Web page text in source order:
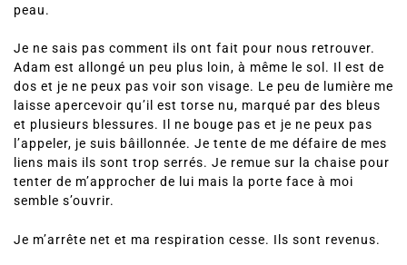
peau.
Je ne sais pas comment ils ont fait pour nous retrouver.
Adam est allongé un peu plus loin, à même le sol. Il est de
dos et je ne peux pas voir son visage. Le peu de lumière me
laisse apercevoir qu’il est torse nu, marqué par des bleus
et plusieurs blessures. Il ne bouge pas et je ne peux pas
l’appeler, je suis bâillonnée. Je tente de me défaire de mes
liens mais ils sont trop serrés. Je remue sur la chaise pour
tenter de m’approcher de lui mais la porte face à moi
semble s’ouvrir.
Je m’arrête net et ma respiration cesse. Ils sont revenus.